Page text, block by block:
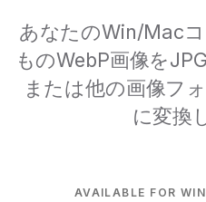
あなたのWin/Mac
ものWebP画像を
または他の画像フ
に変換
AVAILABLE FOR